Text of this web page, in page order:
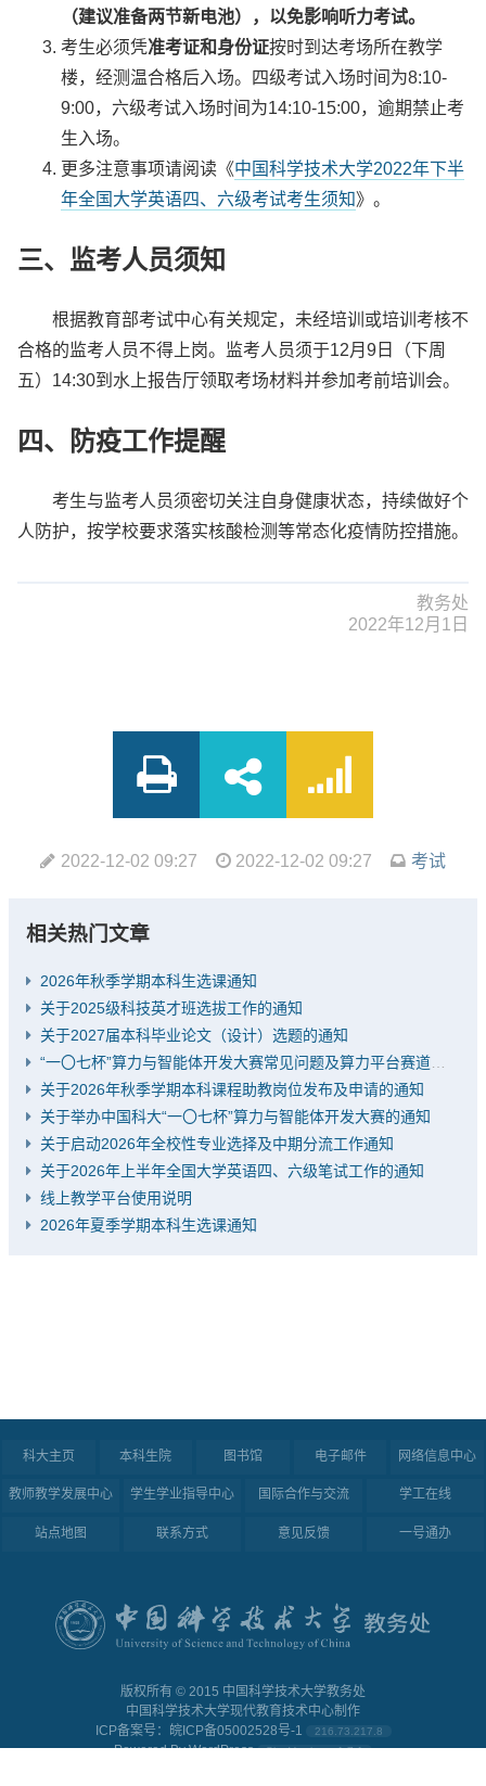
（建议准备两节新电池），以免影响听力考试。
考生必须凭准考证和身份证按时到达考场所在教学
楼，经测温合格后入场。四级考试入场时间为8:10-
9:00，六级考试入场时间为14:10-15:00，逾期禁止考
生入场。
更多注意事项请阅读《中国科学技术大学2022年下半
年全国大学英语四、六级考试考生须知》。
三、监考人员须知
根据教育部考试中心有关规定，未经培训或培训考核不
合格的监考人员不得上岗。监考人员须于12月9日（下周
五）14:30到水上报告厅领取考场材料并参加考前培训会。
四、防疫工作提醒
考生与监考人员须密切关注自身健康状态，持续做好个
人防护，按学校要求落实核酸检测等常态化疫情防控措施。
教务处
2022年12月1日
2022-12-02 09:27 2022-12-02 09:27 考试
相关热门文章
2026年秋季学期本科生选课通知
关于2025级科技英才班选拔工作的通知
关于2027届本科毕业论文（设计）选题的通知
“一〇七杯”算力与智能体开发大赛常见问题及算力平台赛道推荐题目
关于2026年秋季学期本科课程助教岗位发布及申请的通知
关于举办中国科大“一〇七杯”算力与智能体开发大赛的通知
关于启动2026年全校性专业选择及中期分流工作通知
关于2026年上半年全国大学英语四、六级笔试工作的通知
线上教学平台使用说明
2026年夏季学期本科生选课通知
科大主页 本科生院 图书馆 电子邮件 网络信息中心
教师教学发展中心 学生学业指导中心 国际合作与交流 学工在线
站点地图 联系方式 意见反馈 一号通办
版权所有 ©︎ 2015 中国科学技术大学教务处
中国科学技术大学现代教育技术中心制作
ICP备案号：皖ICP备05002528号-1
216.73.217.8
Powered ByWordPress Site Version: v1.7.1